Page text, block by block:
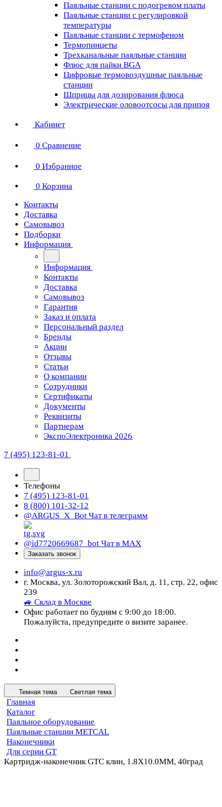
Паяльные станции с подогревом платы
Паяльные станции с регулировкой
температуры
Паяльные станции с термофеном
Термопинцеты
Трехканальные паяльные станции
Флюс для пайки BGA
Цифровые термовоздушные паяльные
станции
Шприцы для дозирования флюса
Электрические оловоотсосы для припоя
Кабинет
0 Сравнение
0 Избранное
0 Корзина
Контакты
Доставка
Самовывоз
Подборки
Информация
Информация
Контакты
Доставка
Самовывоз
Гарантия
Заказ и оплата
Персональный раздел
Бренды
Акции
Отзывы
Статьи
О компании
Сотрудники
Сертификаты
Документы
Реквизиты
Партнерам
ЭкспоЭлектроника 2026
7 (495) 123-81-01
Телефоны
7 (495) 123-81-01
8 (800) 101-32-12
@ARGUS_X_Bot Чат в телеграмм
@id7720669687_bot Чат в МАХ
Заказать звонок
info@argus-x.ru
г. Москва, ул. Золоторожский Вал, д. 11, стр. 22, офис
239
🚙 Склад в Москве
Офис работает по будням с 9:00 до 18:00.
Пожалуйста, предупредите о визите заранее.
Темная тема Светлая тема
Главная
Каталог
Паяльное оборудование
Паяльные станции METCAL
Наконечники
Для серии GT
Картридж-наконечник GTC клин, 1.8X10.0MM, 40град